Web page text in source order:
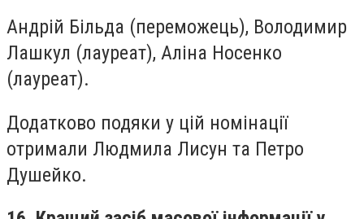
Андрій Більда (переможець), Володимир
Лашкул (лауреат), Аліна Носенко
(лауреат).
Додатково подяки у цій номінації
отримали Людмила Лисун та Петро
Душейко.